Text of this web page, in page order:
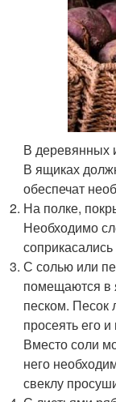
В деревянных
В ящиках
обеспечат
На полке,
Необходимо
С солью или
помещаются в
песком. Песок
просеять его
Вместо соли
него
свеклу